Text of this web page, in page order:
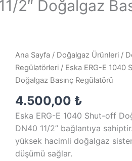
2″ Doğalgaz
Ana Sayfa / Doğalgaz Ürünleri/
Regülatörleri/ Eska ERG-E 1040
Doğalgaz Basınç Regülatörü
4.500,00 ₺
Eska ERG-E 1040 Shut-off
DN40 11/2” bağlantıya
yüksek hacimli doğalgaz
düşümü sağlar.
Eska
ERG-
E
Shut-
Off
DN40
11/2"
Doğalgaz